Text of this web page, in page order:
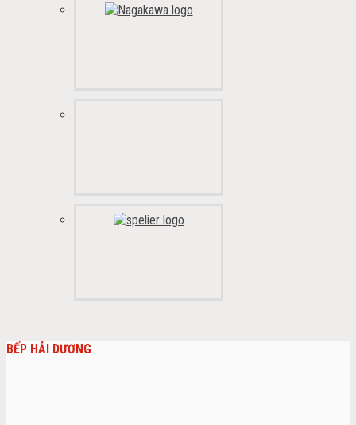
BẾP HẢI DƯƠNG